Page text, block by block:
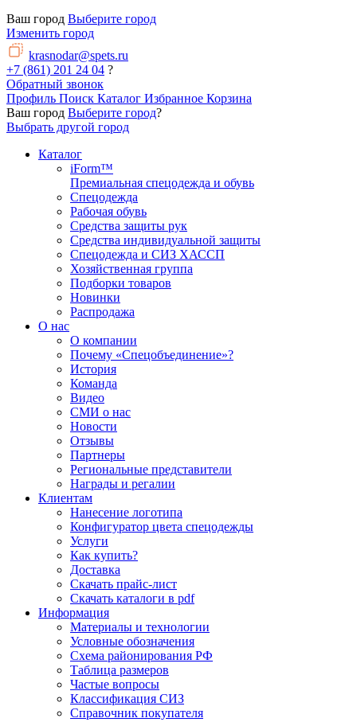
Ваш город Выберите город
Изменить город
krasnodar@spets.ru
+7 (861) 201 24 04 ?
Обратный звонок
Профиль Поиск Каталог Избранное Корзина
Ваш город Выберите город?
Выбрать другой город
Каталог
iForm™
Премиальная спецодежда и обувь
Спецодежда
Рабочая обувь
Средства защиты рук
Средства индивидуальной защиты
Спецодежда и СИЗ ХАССП
Хозяйственная группа
Подборки товаров
Новинки
Распродажа
О нас
О компании
Почему «Спецобъединение»?
История
Команда
Видео
СМИ о нас
Новости
Отзывы
Партнеры
Региональные представители
Награды и регалии
Клиентам
Нанесение логотипа
Конфигуратор цвета спецодежды
Услуги
Как купить?
Доставка
Скачать прайс-лист
Скачать каталоги в pdf
Информация
Материалы и технологии
Условные обозначения
Схема районирования РФ
Таблица размеров
Частые вопросы
Классификация СИЗ
Справочник покупателя